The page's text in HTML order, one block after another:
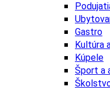
Gastro
Kultúra
Kúpele
Šport a